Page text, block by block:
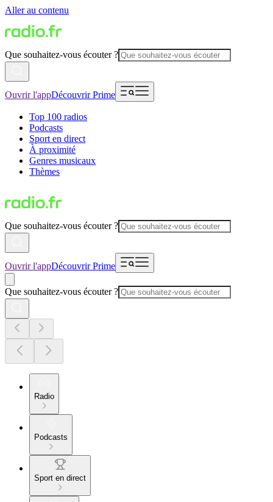
Aller au contenu
Que souhaitez-vous écouter ?
Ouvrir l'appDécouvrir Prime
Top 100 radios
Podcasts
Sport en direct
À proximité
Genres musicaux
Thèmes
Que souhaitez-vous écouter ?
Ouvrir l'appDécouvrir Prime
Que souhaitez-vous écouter ?
Radio
Podcasts
Sport en direct